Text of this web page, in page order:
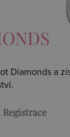
Diamonds a
Registrace